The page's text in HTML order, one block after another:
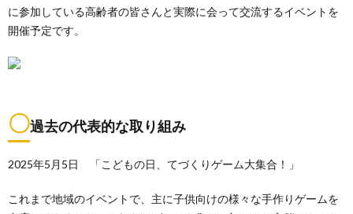
に参加している高齢者の皆さんと実際に会って交流するイベントを
開催予定です。
〇過去の代表的な取り組み
2025年5月5日 「こどもの日、てづくりゲーム大集合！」
これまで地域のイベントで、主に子供向けの様々な手作りゲームを